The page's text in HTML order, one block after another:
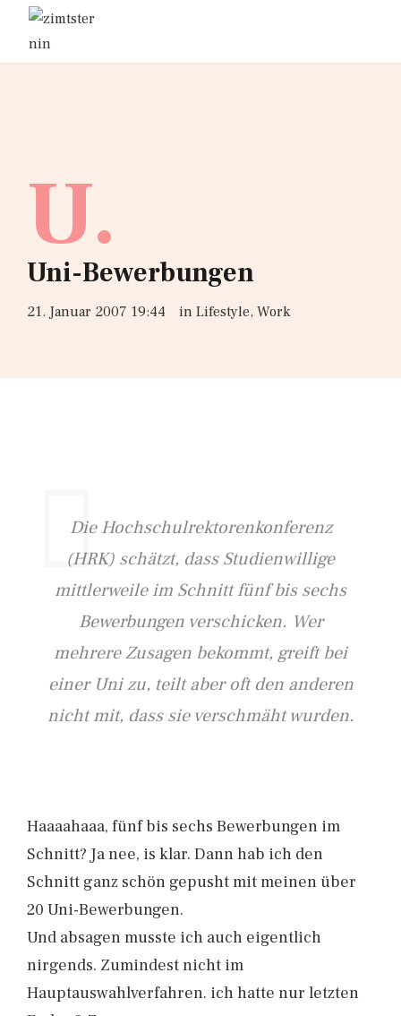
U.
Uni-Bewerbungen
21. Januar 2007 19:44 in Lifestyle, Work
Die Hochschulrektorenkonferenz
(HRK) schätzt, dass Studienwillige
mittlerweile im Schnitt fünf bis sechs
Bewerbungen verschicken. Wer
mehrere Zusagen bekommt, greift bei
einer Uni zu, teilt aber oft den anderen
nicht mit, dass sie verschmäht wurden.
Haaaahaaa, fünf bis sechs Bewerbungen im
Schnitt? Ja nee, is klar. Dann hab ich den
Schnitt ganz schön gepusht mit meinen über
20 Uni-Bewerbungen.
Und absagen musste ich auch eigentlich
nirgends. Zumindest nicht im
Hauptauswahlverfahren. ich hatte nur letzten